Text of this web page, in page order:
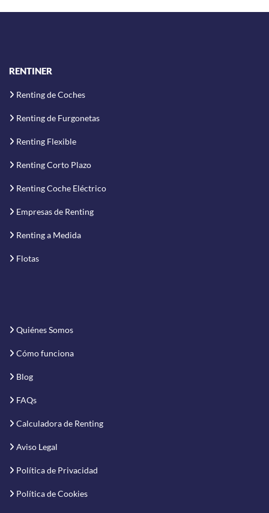
RENTINER
Renting de Coches
Renting de Furgonetas
Renting Flexible
Renting Corto Plazo
Renting Coche Eléctrico
Empresas de Renting
Renting a Medida
Flotas
Quiénes Somos
Cómo funciona
Blog
FAQs
Calculadora de Renting
Aviso Legal
Política de Privacidad
Política de Cookies